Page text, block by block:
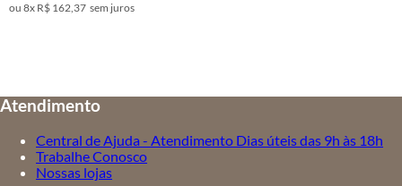
8x R$ 162,37 sem juros
Atendimento
Central de Ajuda - Atendimento Dias úteis das 9h às 18h
Trabalhe Conosco
Nossas lojas